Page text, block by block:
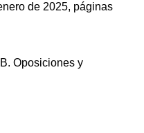
de 2025, páginas
Oposiciones y